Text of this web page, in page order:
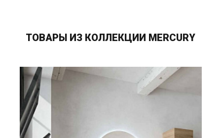
ТОВАРЫ ИЗ КОЛЛЕКЦИИ MERCURY